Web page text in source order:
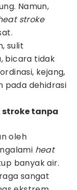
Namun,
stroke
sulit
bicara tidak
kejang,
pada dehidrasi
stroke tanpa
oleh
heat
banyak air.
sangat